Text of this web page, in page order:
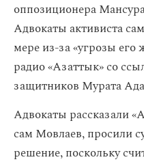
оппозиционера
Адвокаты активиста
мере из-за «угрозы
радио «Азаттык» со
защитников Мурата
Адвокаты рассказали
сам Мовлаев, просили
решение, поскольку